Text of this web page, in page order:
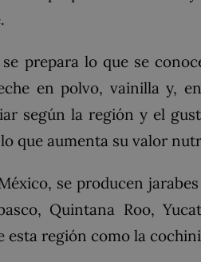
prepara lo que se
en polvo, vainilla y,
según la región y el
que aumenta su valor
se producen
Quintana Roo,
esta región como la